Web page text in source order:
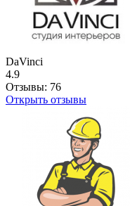
DaVinci
4.9
Отзывы: 76
Открыть отзывы